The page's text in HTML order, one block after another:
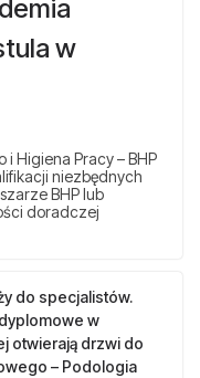
w
Higiena Pracy – BHP
niezbędnych
BHP lub
doradczej
do specjalistów.
w
otwierają drzwi do
– Podologia